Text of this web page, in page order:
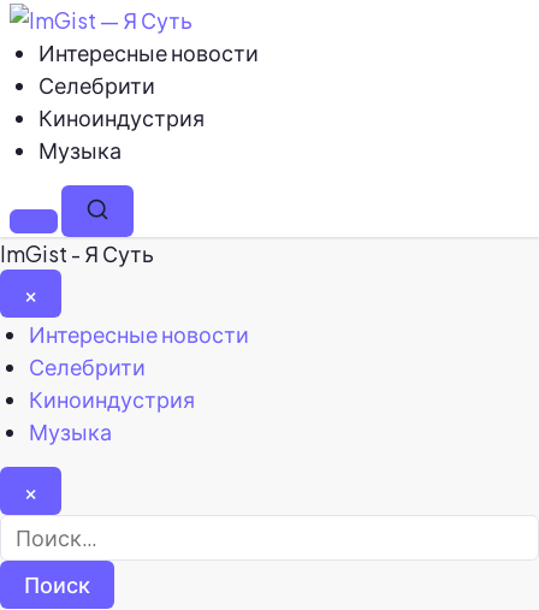
Интересные новости
Селебрити
Киноиндустрия
Музыка
МенюПоиск
ImGist - Я Суть
×
Закрыть
меню
Интересные новости
Селебрити
Киноиндустрия
Музыка
×
Найти: